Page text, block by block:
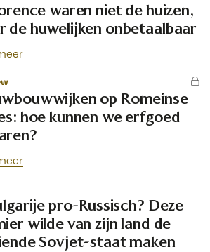
waren niet de huizen,
de huwelijken onbetaalbaar
op Romeinse
hoe kunnen we erfgoed
pro-Russisch? Deze
wilde van zijn land de
Sovjet-staat maken